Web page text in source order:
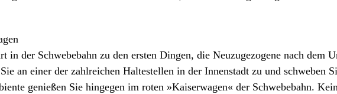
in der Schwebebahn zu den ersten Dingen, die Neuzugezogene nach dem
an einer der zahlreichen Haltestellen in der Innenstadt zu und schweben
genießen Sie hingegen im roten »Kaiserwagen« der Schwebebahn.